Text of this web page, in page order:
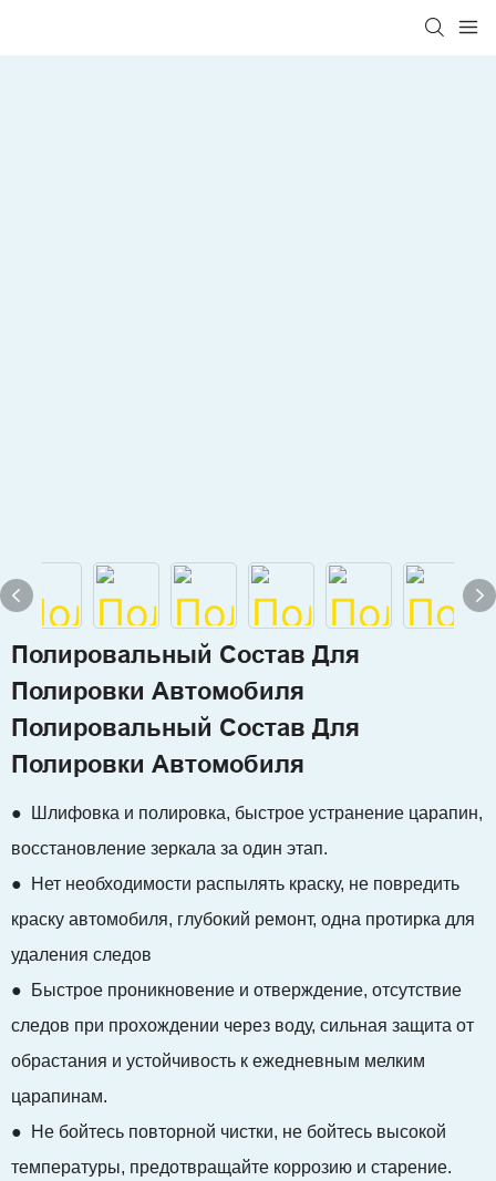
Полировальный Состав Для
Полировки Автомобиля
Полировальный Состав Для
Полировки Автомобиля
● Шлифовка и полировка, быстрое устранение царапин,
восстановление зеркала за один этап.
● Нет необходимости распылять краску, не повредить
краску автомобиля, глубокий ремонт, одна протирка для
удаления следов
● Быстрое проникновение и отверждение, отсутствие
следов при прохождении через воду, сильная защита от
обрастания и устойчивость к ежедневным мелким
царапинам.
● Не бойтесь повторной чистки, не бойтесь высокой
температуры, предотвращайте коррозию и старение.